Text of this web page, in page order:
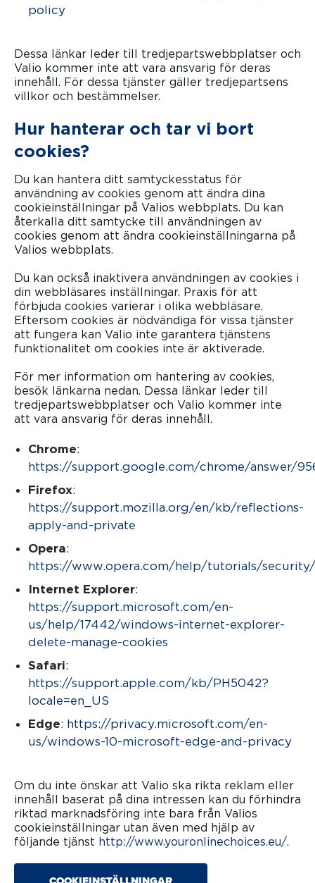
policy
Dessa länkar leder till tredjepartswebbplatser och
Valio kommer inte att vara ansvarig för deras
innehåll. För dessa tjänster gäller tredjepartsens
villkor och bestämmelser.
Hur hanterar och tar vi bort
cookies?
Du kan hantera ditt samtyckesstatus för
användning av cookies genom att ändra dina
cookieinställningar på Valios webbplats. Du kan
återkalla ditt samtycke till användningen av
cookies genom att ändra cookieinställningarna på
Valios webbplats.
Du kan också inaktivera användningen av cookies i
din webbläsares inställningar. Praxis för att
förbjuda cookies varierar i olika webbläsare.
Eftersom cookies är nödvändiga för vissa tjänster
att fungera kan Valio inte garantera tjänstens
funktionalitet om cookies inte är aktiverade.
För mer information om hantering av cookies,
besök länkarna nedan. Dessa länkar leder till
tredjepartswebbplatser och Valio kommer inte
att vara ansvarig för deras innehåll.
Chrome:
https://support.google.com/chrome/answer/
(öppnas i en ny flik)
Firefox:
https://support.mozilla.org/en/kb/reflections-
apply-and-private
Opera:
https://www.opera.com/help/tutorials/
(öppnas i en ny flik)
Internet Explorer:
https://support.microsoft.com/en-
us/help/17442/windows-internet-explorer-
delete-manage-cookies
Safari:
https://support.apple.com/kb/PH5042?
locale=en_US
Edge: https://privacy.microsoft.com/en-
us/windows-10-microsoft-edge-and-privacy
Om du inte önskar att Valio ska rikta reklam eller
innehåll baserat på dina intressen kan du förhindra
riktad marknadsföring inte bara från Valios
cookieinställningar utan även med hjälp av
följande tjänst http://www.youronlinechoices.eu/.